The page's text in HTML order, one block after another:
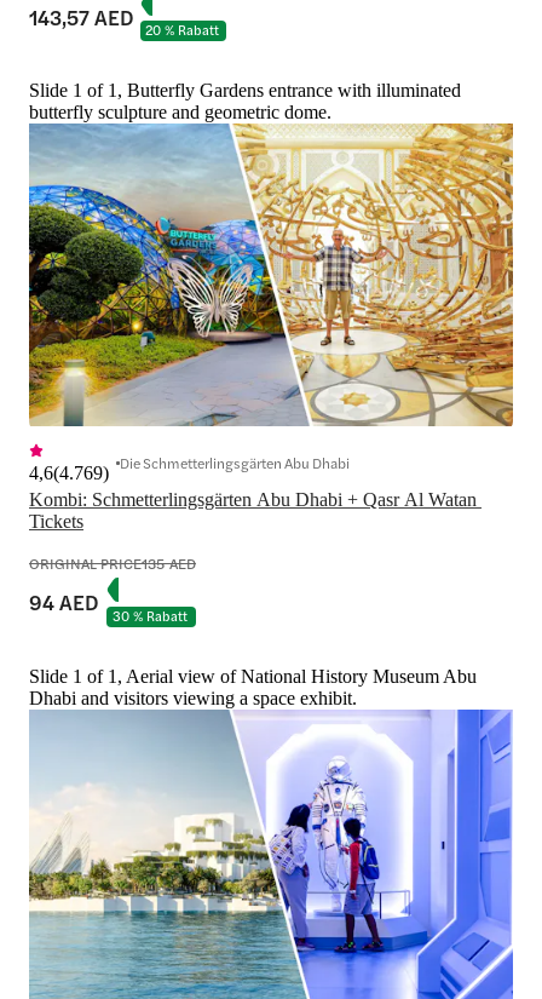
143,57 AED 20 % Rabatt
Slide 1 of 1, Butterfly Gardens entrance with illuminated
butterfly sculpture and geometric dome.
Kombi: Schmetterlingsgärten Abu Dhabi + Qasr Al Watan
Tickets
4,6(4.769) Die Schmetterlingsgärten Abu Dhabi
ORIGINAL PRICE135 AED
94 AED 30 % Rabatt
Slide 1 of 1, Aerial view of National History Museum Abu
Dhabi and visitors viewing a space exhibit.